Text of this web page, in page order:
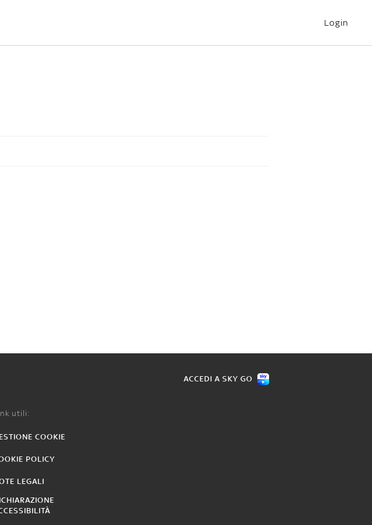
Login
ACCEDI A SKY GO
utili:
COOKIE
POLICY
LEGALI